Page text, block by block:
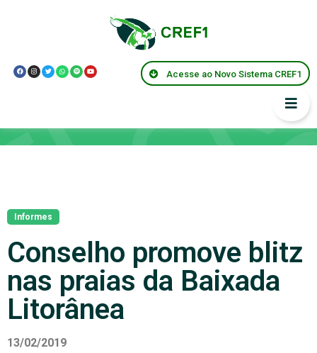
Acesse ao Novo Sistema CREF1
Informes
Conselho promove blitz
nas praias da Baixada
Litorânea
13/02/2019